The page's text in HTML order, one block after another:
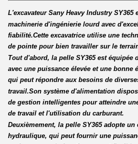
L'excavateur Sany Heavy Industry SY365
machinerie d'ingénierie lourd avec
fiabilité.Cette excavatrice utilise une
de pointe pour bien travailler sur le
Tout d'abord, la pelle SY365 est équipée
avec une puissance élevée et une bonne
qui peut répondre aux besoins de
travail.Son système d'alimentation
de gestion intelligentes pour atteindre
de travail et l'utilisation du carburant.
Deuxièmement, la pelle SY365 adopte un
hydraulique, qui peut fournir une